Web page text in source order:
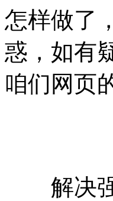
怎样做了
惑，如有
咱们网页
解决强